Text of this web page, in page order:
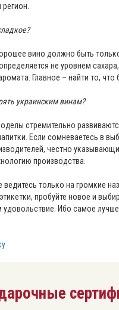
вино должно быть
не уровнем
Главное – найти то, что
украинским винам?
стремительно
Если сомневаетесь в
честно
производства.
ведитесь только на громкие
пробуйте новое и
удовольствие. Ибо самое